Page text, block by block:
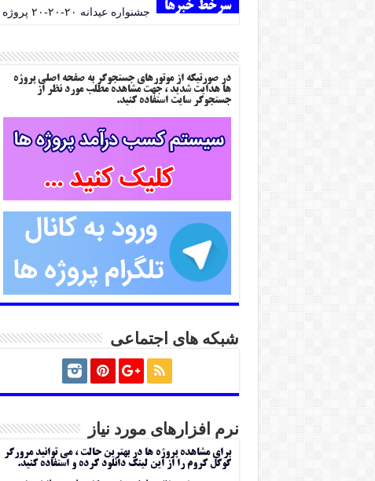
سرخط خبرها جشنواره عیدانه ۲۰-۲۰-۲۰ پروژه ها
در صورتیکه از موتورهای جستجوگر به صفحه اصلی پروژه
ها هدایت شدید ، جهت مشاهده مطلب مورد نظر از
جستجوگر سایت استفاده کنید.
شبکه های اجتماعی
نرم افزارهای مورد نیاز
برای مشاهده پروژه ها در بهترین حالت ، می توانید مرورگر
گوگل کروم را از این لینک دانلود کرده و استفاده کنید.